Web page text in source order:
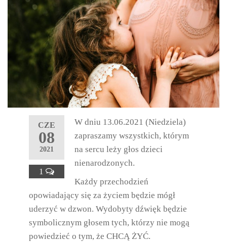
CZE
08
2021
1
W dniu 13.06.2021 (Niedziela)
zapraszamy wszystkich, którym
na sercu leży głos dzieci
nienarodzonych.
Każdy przechodzień
opowiadający się za życiem będzie mógł
uderzyć w dzwon. Wydobyty dźwięk będzie
symbolicznym głosem tych, którzy nie mogą
powiedzieć o tym, że CHCĄ ŻYĆ.